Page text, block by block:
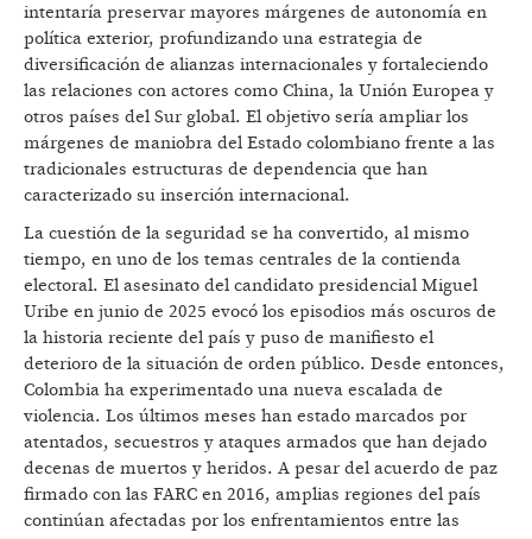
intentaría preservar mayores márgenes de autonomía en
política exterior, profundizando una estrategia de
diversificación de alianzas internacionales y fortaleciendo
las relaciones con actores como China, la Unión Europea y
otros países del Sur global. El objetivo sería ampliar los
márgenes de maniobra del Estado colombiano frente a las
tradicionales estructuras de dependencia que han
caracterizado su inserción internacional.
La cuestión de la seguridad se ha convertido, al mismo
tiempo, en uno de los temas centrales de la contienda
electoral. El asesinato del candidato presidencial Miguel
Uribe en junio de 2025 evocó los episodios más oscuros de
la historia reciente del país y puso de manifiesto el
deterioro de la situación de orden público. Desde entonces,
Colombia ha experimentado una nueva escalada de
violencia. Los últimos meses han estado marcados por
atentados, secuestros y ataques armados que han dejado
decenas de muertos y heridos. A pesar del acuerdo de paz
firmado con las FARC en 2016, amplias regiones del país
continúan afectadas por los enfrentamientos entre las